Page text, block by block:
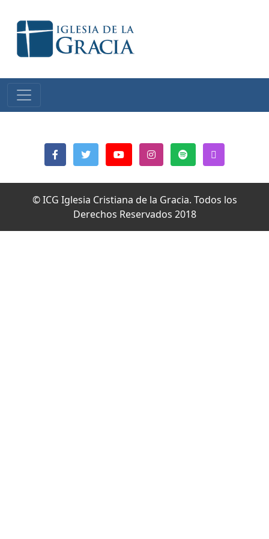
© ICG Iglesia Cristiana de la Gracia. Todos los
Derechos Reservados 2018